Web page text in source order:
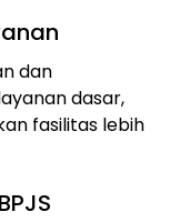
dan
dasar,
fasilitas lebih